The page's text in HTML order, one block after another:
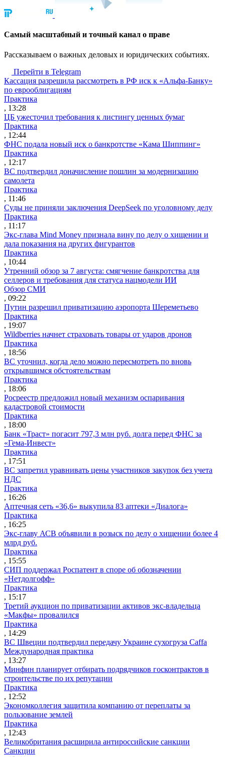
Cамый масштабный и точный канал о праве
Рассказываем о важных деловых и юридических событиях.
Перейти в Telegram
Кассация разрешила рассмотреть в РФ иск к «Альфа-Банку»
по еврооблигациям
Практика
, 13:28
ЦБ ужесточил требования к листингу ценных бумаг
Практика
, 12:44
ФНС подала новый иск о банкротстве «Кама Шиппинг»
Практика
, 12:17
ВС подтвердил доначисление пошлин за модернизацию
самолета
Практика
, 11:46
Суды не приняли заключения DeepSeek по уголовному делу
Практика
, 11:17
Экс-глава Mind Money признала вину по делу о хищении и
дала показания на других фигурантов
Практика
, 10:44
Утренний обзор за 7 августа: смягчение банкротства для
селлеров и требования для статуса нацмодели ИИ
Обзор СМИ
, 09:22
Путин разрешил приватизацию аэропорта Шереметьево
Практика
, 19:07
Wildberries начнет страховать товары от ударов дронов
Практика
, 18:56
ВС уточнил, когда дело можно пересмотреть по вновь
открывшимся обстоятельствам
Практика
, 18:06
Росреестр предложил новый механизм оспаривания
кадастровой стоимости
Практика
, 18:00
Банк «Траст» погасит 797,3 млн руб. долга перед ФНС за
«Гема-Инвест»
Практика
, 17:51
ВС запретил уравнивать цены участников закупок без учета
НДС
Практика
, 16:26
Аптечная сеть «36,6» выкупила 83 аптеки «Диалога»
Практика
, 16:25
Экс-главу АСВ объявили в розыск по делу о хищении более 4
млрд руб.
Практика
, 15:55
СИП поддержал Роспатент в споре об обозначении
«Нетдолгофф»
Практика
, 15:17
Третий аукцион по приватизации активов экс-владельца
«Макфы» провалился
Практика
, 14:29
ВС Швеции подтвердил передачу Украине сухогруза Caffa
Международная практика
, 13:27
Минфин планирует отбирать подрядчиков госконтрактов в
строительстве по их репутации
Практика
, 12:52
Экономколлегия защитила компанию от переплаты за
пользование землей
Практика
, 12:43
Великобритания расширила антироссийские санкции
Санкции